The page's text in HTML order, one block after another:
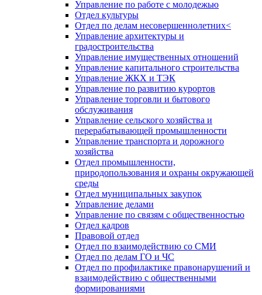
Управление по работе с молодежью
Отдел культуры
Отдел по делам несовершеннолетних<
Управление архитектуры и
градостроительства
Управление имущественных отношений
Управление капитального строительства
Управление ЖКХ и ТЭК
Управление по развитию курортов
Управление торговли и бытового
обслуживания
Управление сельского хозяйства и
перерабатывающей промышленности
Управление транспорта и дорожного
хозяйства
Отдел промышленности,
природопользования и охраны окружающей
среды
Отдел муниципальных закупок
Управление делами
Управление по связям с общественностью
Отдел кадров
Правовой отдел
Отдел по взаимодействию со СМИ
Отдел по делам ГО и ЧС
Отдел по профилактике правонарушений и
взаимодействию с общественными
формированиями